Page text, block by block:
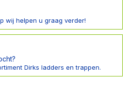
wij helpen u graag verder!
Dirks ladders en trappen.